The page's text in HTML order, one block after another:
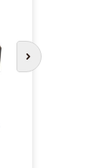
次のスライド